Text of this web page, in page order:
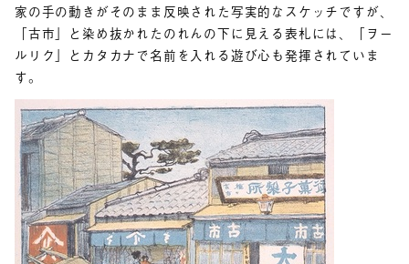
家の手の動きがそのまま反映された写実的なスケッチですが、
「古市」と染め抜かれたのれんの下に見える表札には、「ヲー
ルリク」とカタカナで名前を入れる遊び心も発揮されていま
す。